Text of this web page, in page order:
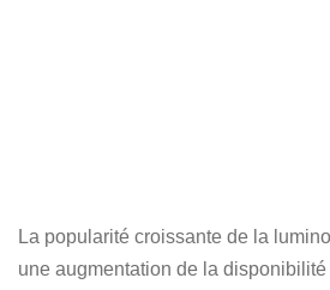
La popularité croissante de la
une augmentation de la